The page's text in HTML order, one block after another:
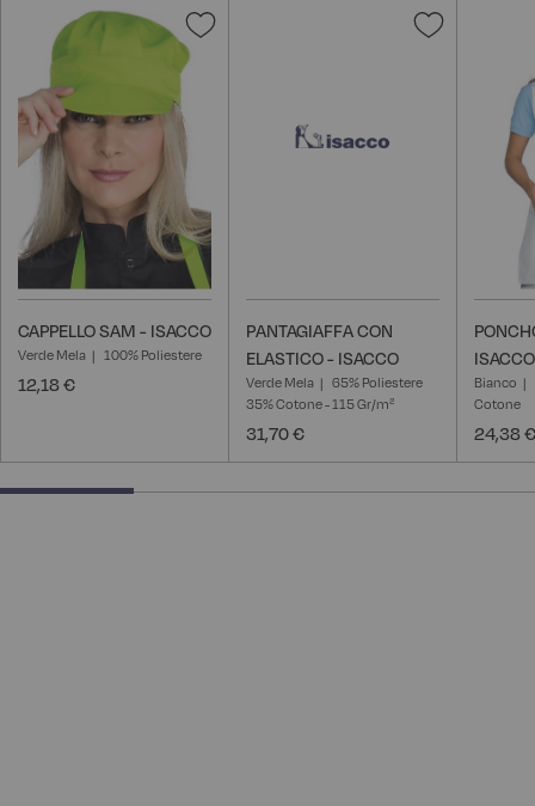
Aggiungi
CAPPELLO SAM - ISACCO
Verde Mela 100% Poliestere
12,18 €
Aggiungi
desideri
PANTAGIAFFA CON
ELASTICO - ISACCO
Verde Mela
65% Poliestere
35% Cotone - 115 Gr/m²
31,70 €
ISACCO
Bianco
Cotone
24,38 €
25% completed